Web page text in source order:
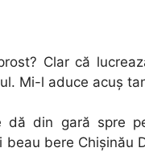
Clar că
Mi-l aduce acuş
dă din gară spre
beau bere